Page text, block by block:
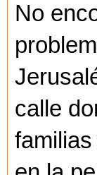
No
calle